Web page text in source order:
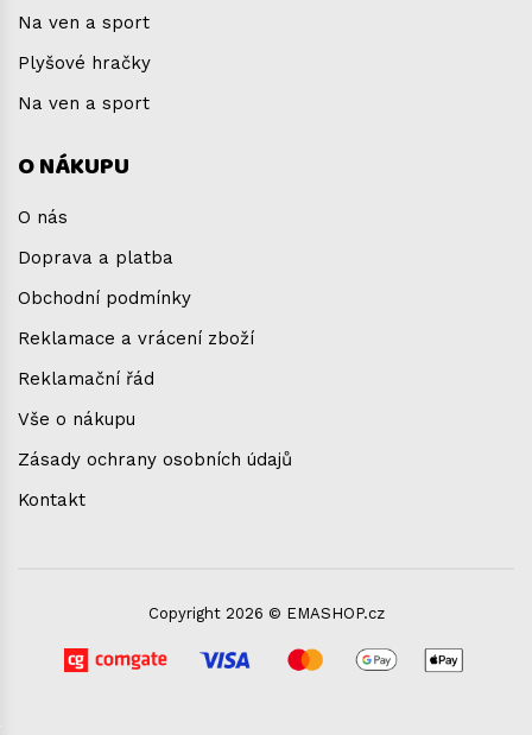
Na ven a sport
Plyšové hračky
Na ven a sport
O NÁKUPU
O nás
Doprava a platba
Obchodní podmínky
Reklamace a vrácení zboží
Reklamační řád
Vše o nákupu
Zásady ochrany osobních údajů
Kontakt
Copyright 2026 © EMASHOP.cz